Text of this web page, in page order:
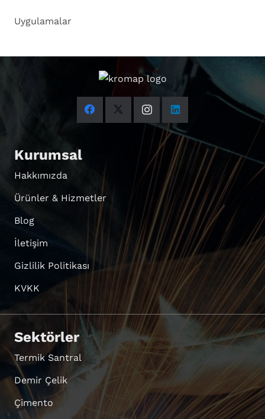
Uygulamalar
Kurumsal
Hakkımızda
Ürünler & Hizmetler
Blog
İletişim
Gizlilik Politikası
KVKK
Sektörler
Termik Santral
Demir Çelik
Çimento